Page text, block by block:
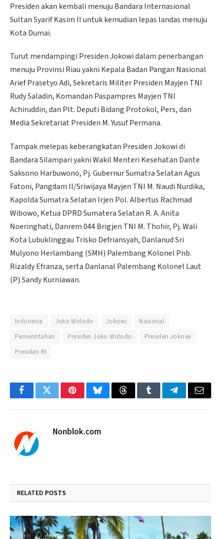
Presiden akan kembali menuju Bandara Internasional
Sultan Syarif Kasim II untuk kemudian lepas landas menuju
Kota Dumai.
Turut mendampingi Presiden Jokowi dalam penerbangan
menuju Provinsi Riau yakni Kepala Badan Pangan Nasional
Arief Prasetyo Adi, Sekretaris Militer Presiden Mayjen TNI
Rudy Saladin, Komandan Paspampres Mayjen TNI
Achiruddin, dan Plt. Deputi Bidang Protokol, Pers, dan
Media Sekretariat Presiden M. Yusuf Permana.
Tampak melepas keberangkatan Presiden Jokowi di
Bandara Silampari yakni Wakil Menteri Kesehatan Dante
Saksono Harbuwono, Pj. Gubernur Sumatra Selatan Agus
Fatoni, Pangdam II/Sriwijaya Mayjen TNI M. Naudi Nurdika,
Kapolda Sumatra Selatan Irjen Pol. Albertus Rachmad
Wibowo, Ketua DPRD Sumatera Selatan R. A. Anita
Noeringhati, Danrem 044 Brigjen TNI M. Thohir, Pj. Wali
Kota Lubuklinggau Trisko Defriansyah, Danlanud Sri
Mulyono Herlambang (SMH) Palembang Kolonel Pnb.
Rizaldy Efranza, serta Danlanal Palembang Kolonel Laut
(P) Sandy Kurniawan.
Indonesia Joko Widodo Jokowi
Nasional
Pemerintahan
Presiden Joko Widodo
Presiden Jokowi
Presiden RI
FacebookTwitterPinterestBlueskyThreadsTumblrTelegramEmail
Nonblok.com
RELATED POSTS